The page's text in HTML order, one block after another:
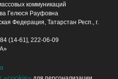
коммуникаций
Гелюся Рауфовна
Федерация, Татарстан Респ., г.
(14-61], 222-06-09